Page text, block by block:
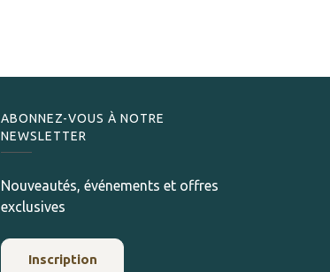
ABONNEZ-VOUS À NOTRE
NEWSLETTER
Nouveautés, événements et offres
exclusives
Inscription